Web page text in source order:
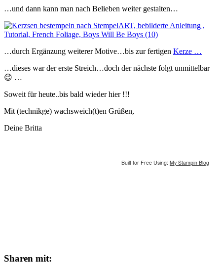
…und dann kann man nach Belieben weiter gestalten…
…durch Ergänzung weiterer Motive…bis zur fertigen Kerze …
…dieses war der erste Streich…doch der nächste folgt unmittelbar
😉 …
Soweit für heute..bis bald wieder hier !!!
Mit (technikge) wachsweich(t)en Grüßen,
Deine Britta
Built for Free Using: My Stampin Blog
Sharen mit: